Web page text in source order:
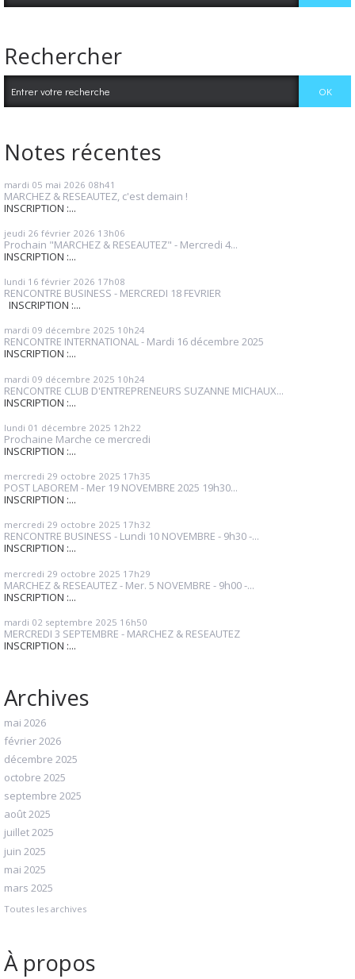
Rechercher
Notes récentes
mardi 05 mai 2026 08h41
MARCHEZ & RESEAUTEZ, c'est demain !
INSCRIPTION :...
jeudi 26 février 2026 13h06
Prochain "MARCHEZ & RESEAUTEZ" - Mercredi 4...
INSCRIPTION :...
lundi 16 février 2026 17h08
RENCONTRE BUSINESS - MERCREDI 18 FEVRIER
INSCRIPTION :...
mardi 09 décembre 2025 10h24
RENCONTRE INTERNATIONAL - Mardi 16 décembre 2025
INSCRIPTION :...
mardi 09 décembre 2025 10h24
RENCONTRE CLUB D'ENTREPRENEURS SUZANNE MICHAUX...
INSCRIPTION :...
lundi 01 décembre 2025 12h22
Prochaine Marche ce mercredi
INSCRIPTION :...
mercredi 29 octobre 2025 17h35
POST LABOREM - Mer 19 NOVEMBRE 2025 19h30...
INSCRIPTION :...
mercredi 29 octobre 2025 17h32
RENCONTRE BUSINESS - Lundi 10 NOVEMBRE - 9h30 -...
INSCRIPTION :...
mercredi 29 octobre 2025 17h29
MARCHEZ & RESEAUTEZ - Mer. 5 NOVEMBRE - 9h00 -...
INSCRIPTION :...
mardi 02 septembre 2025 16h50
MERCREDI 3 SEPTEMBRE - MARCHEZ & RESEAUTEZ
INSCRIPTION :...
Archives
mai 2026
février 2026
décembre 2025
octobre 2025
septembre 2025
août 2025
juillet 2025
juin 2025
mai 2025
mars 2025
Toutes les archives
À propos